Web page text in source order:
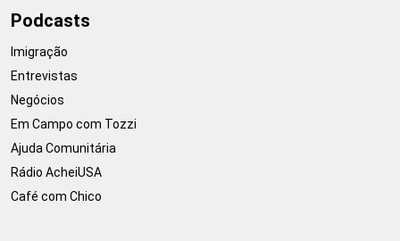
Podcasts
Imigração
Entrevistas
Negócios
Em Campo com Tozzi
Ajuda Comunitária
Rádio AcheiUSA
Café com Chico